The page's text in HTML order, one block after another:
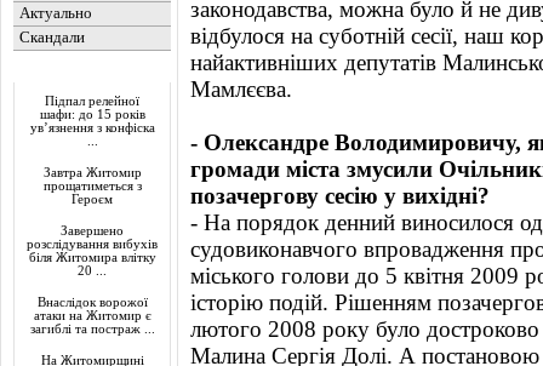
Актуально
Скандали
Підпал релейної
шафи: до 15 років
ув’язнення з конфіска
Завтра Житомир
прощатиметься з
Героєм
Завершено
розслідування вибухів
біля Житомира влітку
20 ...
Внаслідок ворожої
атаки на Житомир є
загиблі та постраж ...
На Житомирщині
законодавства, можна було й не
відбулося на суботній сесії, наш
найактивніших депутатів
Мамлєєва.
- Олександре Володимировичу,
громади міста змусили
позачергову сесію у вихідні?
- На порядок денний виносилося
судовиконавчого впровадження
міського голови до 5 квітня 2009
історію подій. Рішенням
лютого 2008 року було
Малина Сергія Долі. А постановою